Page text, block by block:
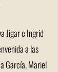
Jigar e Ingrid
a las
García, Mariel